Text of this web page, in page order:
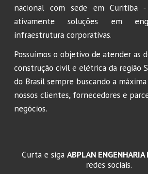
nacional com sede em Curitiba -
ativamente soluções em
infraestrutura corporativas.
Possuímos o objetivo de atender as
construção civil e elétrica da região
do Brasil sempre buscando a
nossos clientes, fornecedores e
negócios.
Curta e siga ABPLAN ENGENHARIA
redes sociais.